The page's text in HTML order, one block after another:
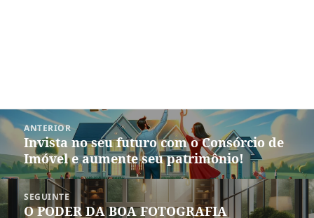
Navegação
de
Post
ANTERIOR
Post
anterior:
Invista no seu futuro com o Consórcio de
Imóvel e aumente seu patrimônio!
SEGUINTE
Próximo
O PODER DA BOA FOTOGRAFIA